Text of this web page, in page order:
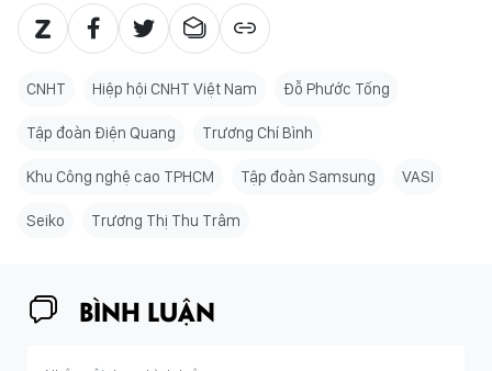
CNHT Hiệp hội CNHT Việt Nam Đỗ Phước Tống
Tập đoàn Điện Quang Trương Chí Bình
Khu Công nghệ cao TPHCM Tập đoàn Samsung VASI
Seiko Trương Thị Thu Trâm
BÌNH LUẬN